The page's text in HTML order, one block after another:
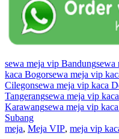
sewa meja vip Bandungsewa
kaca Bogorsewa meja vip
Cilegonsewa meja vip kaca
Tangerangsewa meja vip
Karawangsewa meja vip
Subang
meja, Meja VIP, meja vip